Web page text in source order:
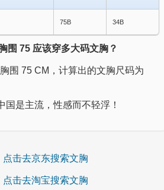
75B 34B
围 75 应该穿多大码文胸？
围 75 CM，计算出的文胸尺码为
是主流，性感而不轻浮！
点击去京东搜索文胸
点击去淘宝搜索文胸